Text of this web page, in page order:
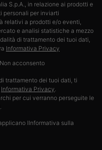
S.p.A., in relazione ai prodotti e
personali per inviarti
relativi a prodotti e/o eventi,
e analisi statistiche a mezzo
di trattamento dei tuoi dati,
Informativa Privacy
Non acconsento
trattamento dei tuoi dati, ti
Informativa Privacy.​
per cui verranno perseguite le
.
lInformativa sulla